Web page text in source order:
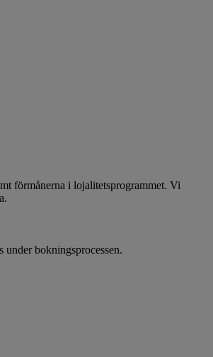
förmånerna i lojalitetsprogrammet. Vi
bokningsprocessen.